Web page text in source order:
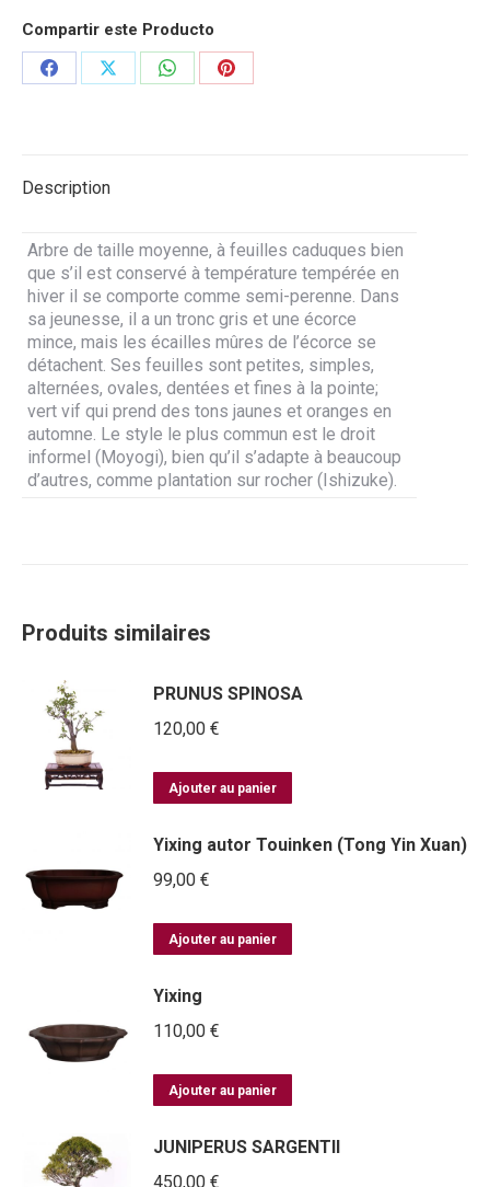
Compartir este Producto
PartagerPartagerPartagerPartager
Description
Arbre de taille moyenne, à feuilles caduques bien
que s’il est conservé à température tempérée en
hiver il se comporte comme semi-perenne. Dans
sa jeunesse, il a un tronc gris et une écorce
mince, mais les écailles mûres de l’écorce se
détachent. Ses feuilles sont petites, simples,
alternées, ovales, dentées et fines à la pointe;
vert vif qui prend des tons jaunes et oranges en
automne. Le style le plus commun est le droit
informel (Moyogi), bien qu’il s’adapte à beaucoup
d’autres, comme plantation sur rocher (Ishizuke).
Produits similaires
PRUNUS SPINOSA
120,00 €
Ajouter au panier
Yixing autor Touinken (Tong Yin Xuan)
99,00 €
Ajouter au panier
Yixing
110,00 €
Ajouter au panier
JUNIPERUS SARGENTII
450,00 €